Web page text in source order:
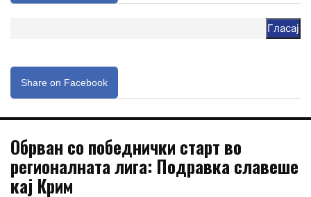
Гласај
Share on Facebook
Обрван со победнички старт во
регионалната лига: Подравка славеше
кај Крим